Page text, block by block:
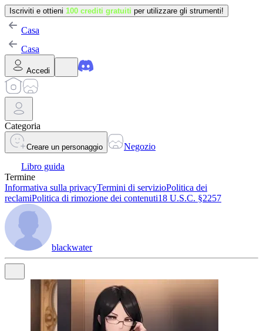
Iscriviti e ottieni 100 crediti gratuiti per utilizzare gli strumenti!
Casa
Casa
Accedi
Categoria
Creare un personaggio
Negozio
Libro guida
Termine
Informativa sulla privacyTermini di servizioPolitica dei
reclamiPolitica di rimozione dei contenuti18 U.S.C. §2257
blackwater